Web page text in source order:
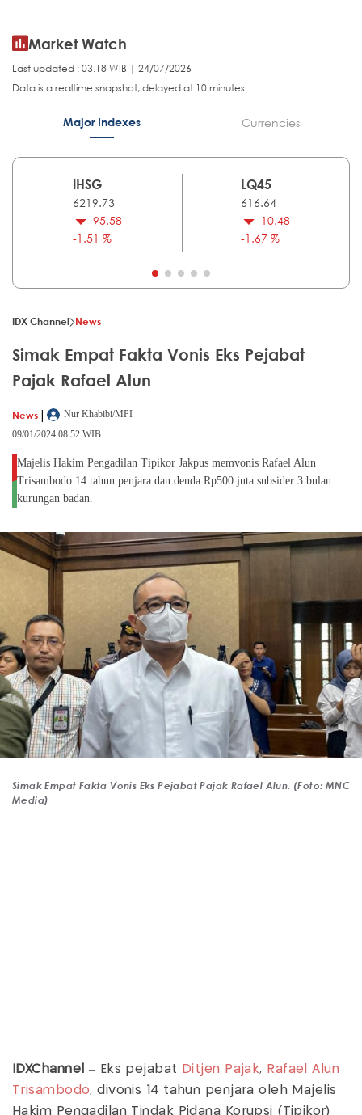
Market Watch
Last updated : 03.18 WIB | 24/07/2026
Data is a realtime snapshot, delayed at 10 minutes
Major Indexes Currencies
IHSG
6219.73
-95.58
-1.51 %
LQ45
616.64
-10.48
-1.67 %
IDX Channel News
Simak Empat Fakta Vonis Eks Pejabat
Pajak Rafael Alun
News |
Nur Khabibi/MPI
09/01/2024 08:52 WIB
Majelis Hakim Pengadilan Tipikor Jakpus memvonis Rafael Alun
Trisambodo 14 tahun penjara dan denda Rp500 juta subsider 3 bulan
kurungan badan.
Simak Empat Fakta Vonis Eks Pejabat Pajak Rafael Alun. (Foto: MNC
Media)
IDXChannel – Eks pejabat Ditjen Pajak, Rafael Alun
Trisambodo, divonis 14 tahun penjara oleh Majelis
Hakim Pengadilan Tindak Pidana Korupsi (Tipikor)